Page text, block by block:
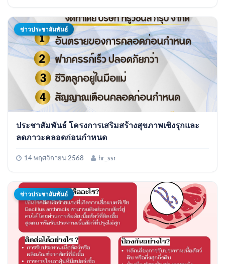
ข่าวประชาสัมพันธ์
ประชาสัมพันธ์ โครงการเสริมสร้างสุขภาพเชิงรุกและ
ลดภาวะคลอดก่อนกําหนด
14 พฤศจิกายน 2568 hr_ssr
ข่าวประชาสัมพันธ์